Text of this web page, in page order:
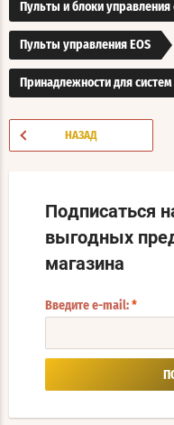
Пульты и блоки управления
Пульты управления EOS
Принадлежности для
НАЗАД
Подписаться
выгодных
магазина
Введите e-mail: *